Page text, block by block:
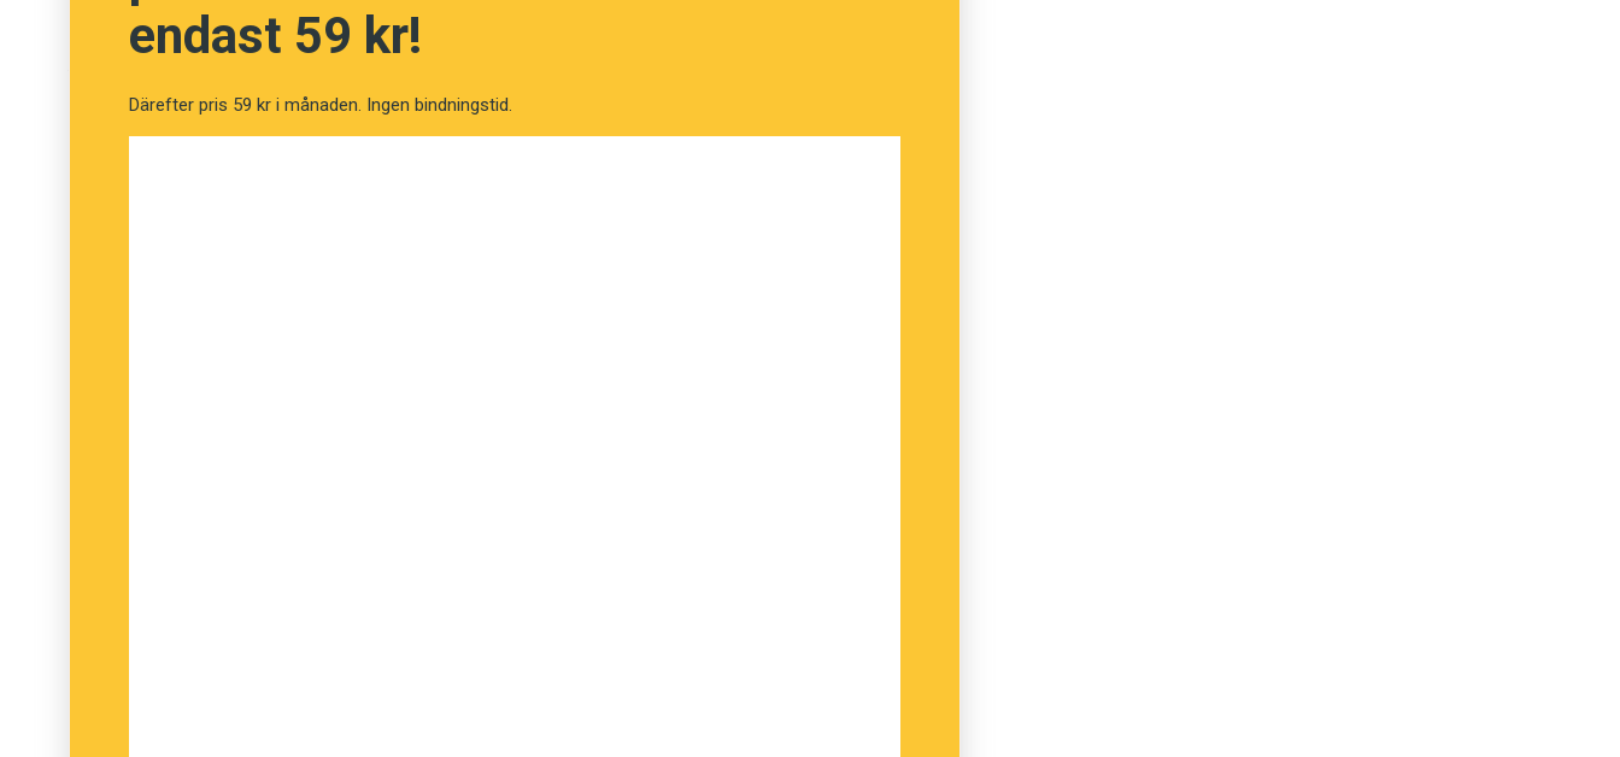
Anna Antonsson, Språkrådet
endast 59 kr!
Därefter pris 59 kr i månaden. Ingen bindningstid.